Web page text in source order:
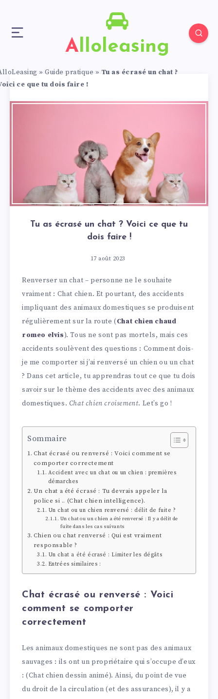
Alloleasing
» Guide pratique » Tu as écrasé un chat ?
ce que tu dois faire !
Tu as écrasé un chat ? Voici ce que tu
dois faire !
17 août 2023
Renverser un chat – personne ne le souhaite
vraiment : Chat chien. Et pourtant, des accidents
impliquant des animaux domestiques se produisent
régulièrement sur la route (Chat chien chaud
romeo elvis). Tous ne sont pas mortels, mais ces
accidents soulèvent des questions : Comment dois-
je me comporter si j’ai renversé un chien ou un chat
? Dans cet article, tu apprendras tout ce que tu dois
savoir sur le thème des accidents avec des animaux
domestiques. Chat chien croisement. Let’s go !
Sommaire
Chat écrasé ou renversé : Voici comment se
comporter correctement
Accident avec un chat ou un chien : premières
démarches
Un chat a été écrasé : Tu devrais appeler la
police si .. (Chat chien intelligence).
Un chat ou un chien renversé : délit de fuite ?
Un chat ou un chien a été renversé : Il y a délit de
fuite dans les cas suivants
Chien ou chat renversé : Qui est vraiment
responsable ?
Un chat a été écrasé : Limiter les dégâts
Entrées similaires :
Chat écrasé ou renversé : Voici
comment se comporter
correctement
Les animaux domestiques ne sont pas des animaux
sauvages : ils ont un propriétaire qui s’occupe d’eux
: (Chat chien dessin animé). Ainsi, du point de vue
du droit de la circulation (et des assurances), il y a